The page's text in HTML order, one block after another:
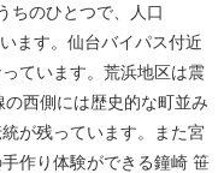
ちのひとつで、人口
ます。仙台バイパス付近
ています。荒浜地区は震
西側には歴史的な町並み
が残っています。また宮
作り体験ができる鐘崎 笹